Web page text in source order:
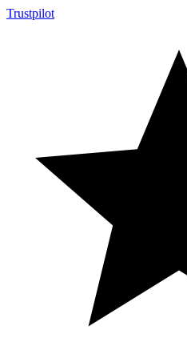
Trustpilot